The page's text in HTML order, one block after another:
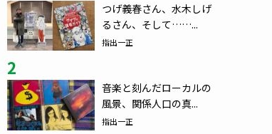
つげ義春さん、水木しげ
るさん、そして……...
指出一正
2
音楽と刻んだローカルの
風景、関係人口の真...
指出一正